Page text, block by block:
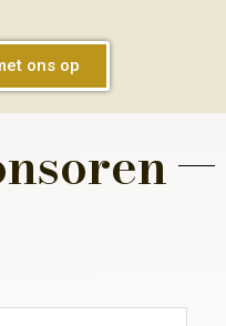
ons op